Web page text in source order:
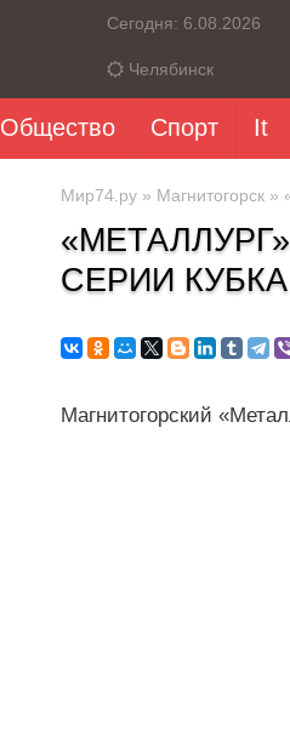
Сегодня: 6.08.2026
Челябинск
Общество Спорт It
Мир74.ру » Магнитогорск »
СЕРИИ
Магнитогорский